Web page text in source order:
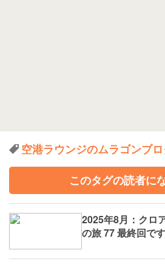
空港ラウンジのムラゴンブ
このタグの読者に
2025年8月：クロ
の旅 77 最終回で